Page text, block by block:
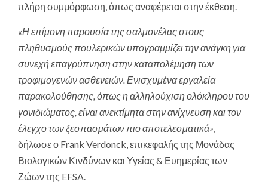
πλήρη συμμόρφωση, όπως αναφέρεται στην έκθεση.
«Η επίμονη παρουσία της σαλμονέλας στους
πληθυσμούς πουλερικών υπογραμμίζει την ανάγκη για
συνεχή επαγρύπνηση στην καταπολέμηση των
τροφιμογενών ασθενειών. Ενισχυμένα εργαλεία
παρακολούθησης, όπως η αλληλούχιση ολόκληρου του
γονιδιώματος, είναι ανεκτίμητα στην ανίχνευση και τον
έλεγχο των ξεσπασμάτων πιο αποτελεσματικά»,
δήλωσε ο Frank Verdonck, επικεφαλής της Μονάδας
Βιολογικών Κινδύνων και Υγείας & Ευημερίας των
Ζώων της EFSA.